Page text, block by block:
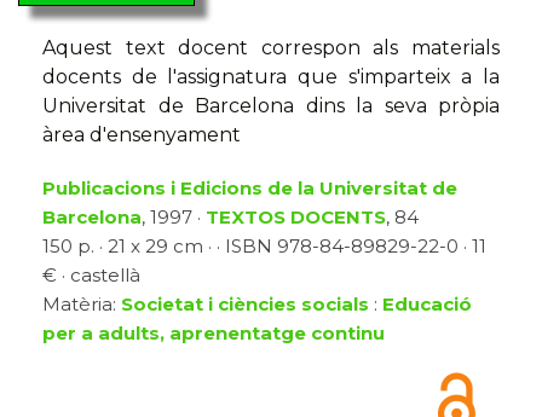
Aquest text docent correspon als materials
docents de l'assignatura que s'imparteix a la
Universitat de Barcelona dins la seva pròpia
àrea d'ensenyament
Publicacions i Edicions de la Universitat de
Barcelona, 1997 · TEXTOS DOCENTS, 84
150 p. · 21 x 29 cm · · ISBN 978-84-89829-22-0 · 11
€ · castellà
Matèria: Societat i ciències socials : Educació
per a adults, aprenentatge continu